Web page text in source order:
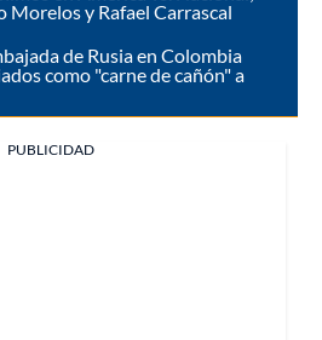
y Rafael Carrascal
de Rusia en Colombia
como "carne de cañón" a
PUBLICIDAD